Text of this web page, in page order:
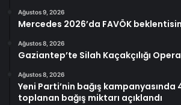
Ağustos 9, 2026
Mercedes 2026’da FAVÖK
Ağustos 8, 2026
Gaziantep’te Silah Kaçakçılığı
Ağustos 8, 2026
Yeni Parti’nin bağış
toplanan bağış miktarı açıklandı